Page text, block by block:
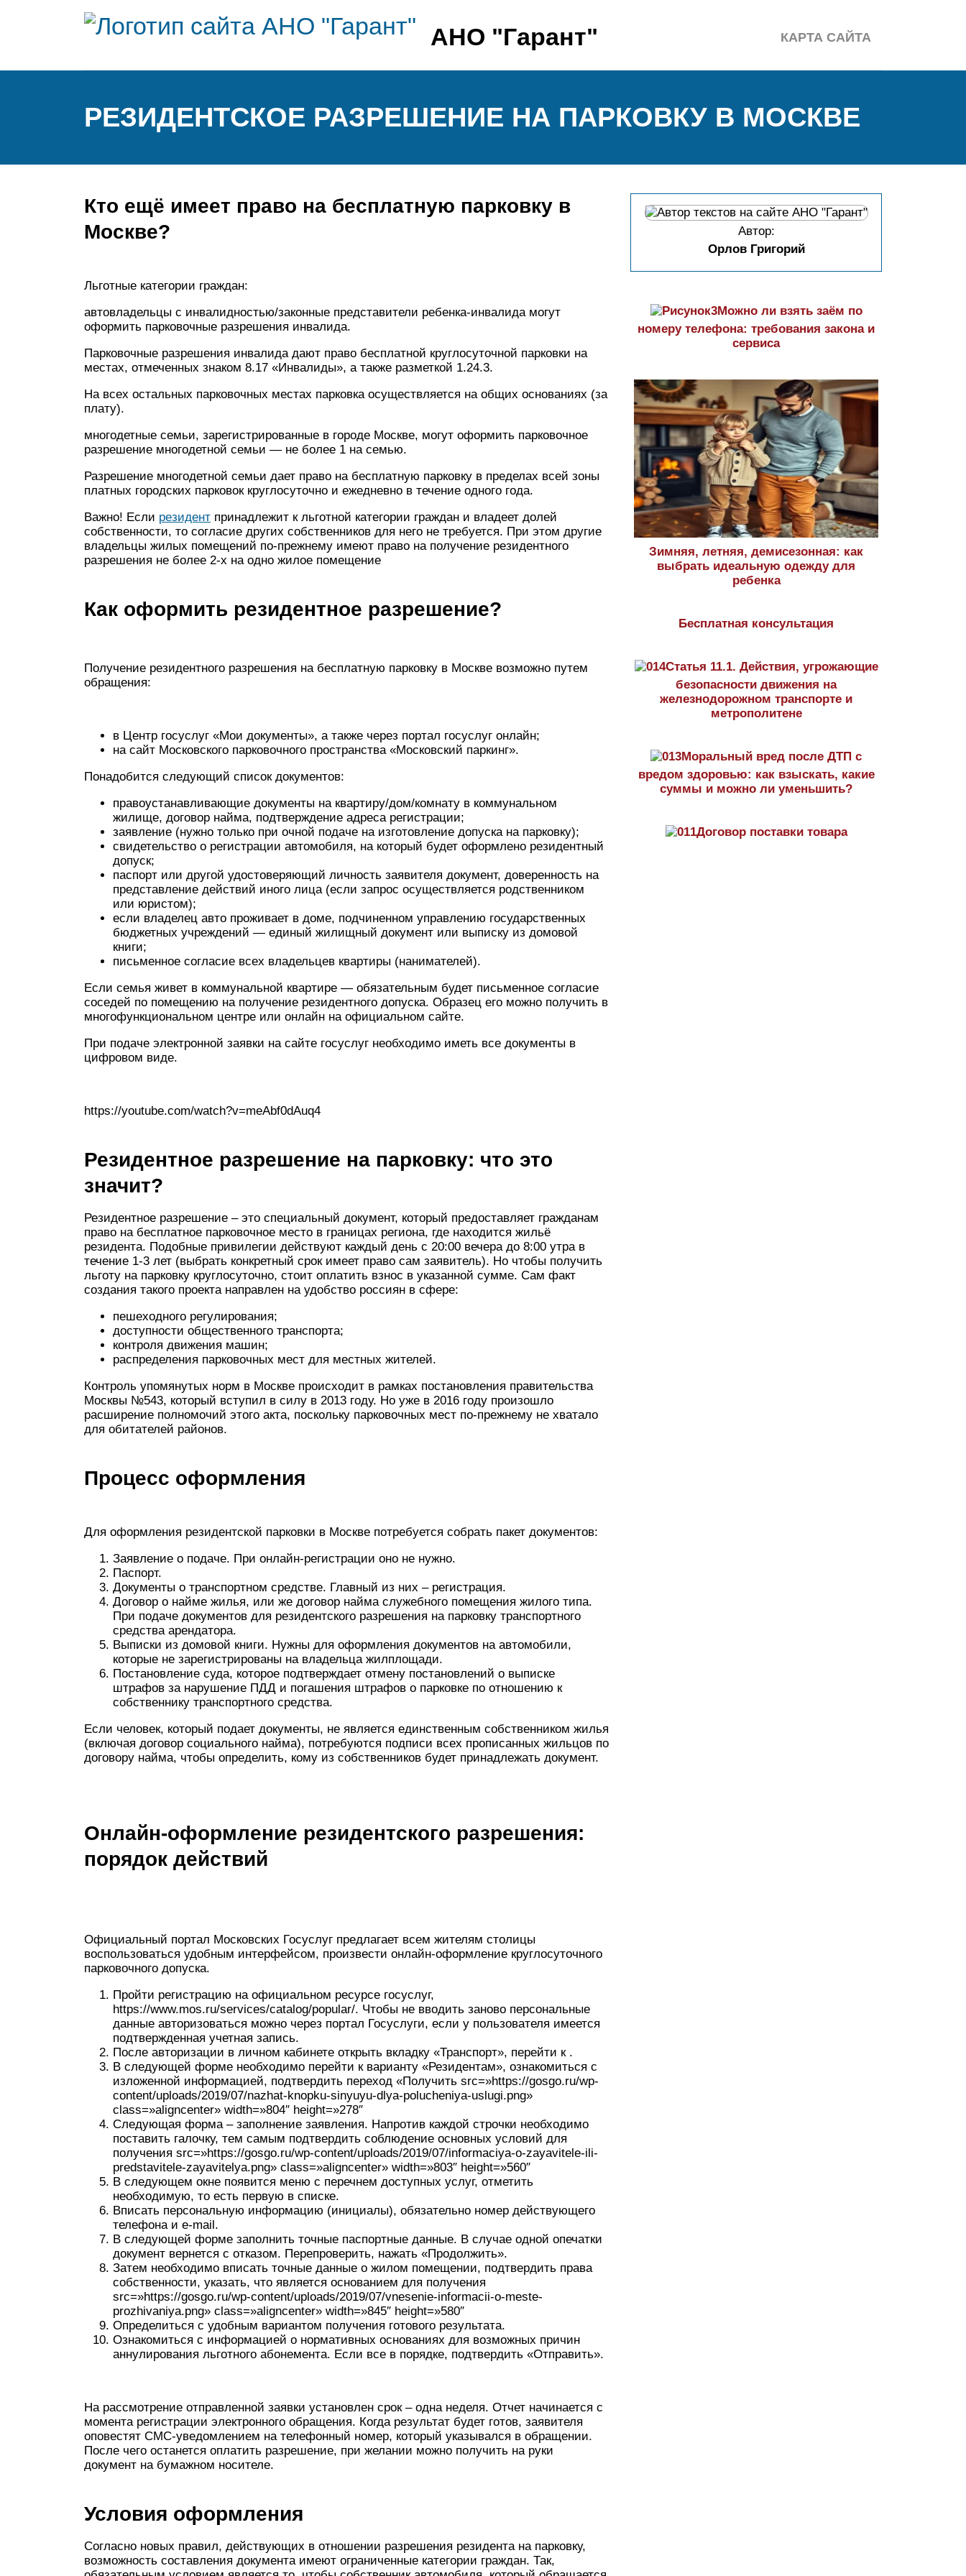
АНО "Гарант" КАРТА САЙТА
РЕЗИДЕНТСКОЕ РАЗРЕШЕНИЕ НА ПАРКОВКУ В МОСКВЕ
Кто ещё имеет право на бесплатную парковку в
Москве?
Льготные категории граждан:
автовладельцы с инвалидностью/законные представители ребенка-инвалида могут
оформить парковочные разрешения инвалида.
Парковочные разрешения инвалида дают право бесплатной круглосуточной парковки на
местах, отмеченных знаком 8.17 «Инвалиды», а также разметкой 1.24.3.
На всех остальных парковочных местах парковка осуществляется на общих основаниях (за
плату).
многодетные семьи, зарегистрированные в городе Москве, могут оформить парковочное
разрешение многодетной семьи — не более 1 на семью.
Разрешение многодетной семьи дает право на бесплатную парковку в пределах всей зоны
платных городских парковок круглосуточно и ежедневно в течение одного года.
Важно! Если резидент принадлежит к льготной категории граждан и владеет долей
собственности, то согласие других собственников для него не требуется. При этом другие
владельцы жилых помещений по-прежнему имеют право на получение резидентного
разрешения не более 2-х на одно жилое помещение
Как оформить резидентное разрешение?
Получение резидентного разрешения на бесплатную парковку в Москве возможно путем
обращения:
в Центр госуслуг «Мои документы», а также через портал госуслуг онлайн;
на сайт Московского парковочного пространства «Московский паркинг».
Понадобится следующий список документов:
правоустанавливающие документы на квартиру/дом/комнату в коммунальном
жилище, договор найма, подтверждение адреса регистрации;
заявление (нужно только при очной подаче на изготовление допуска на парковку);
свидетельство о регистрации автомобиля, на который будет оформлено резидентный
допуск;
паспорт или другой удостоверяющий личность заявителя документ, доверенность на
представление действий иного лица (если запрос осуществляется родственником
или юристом);
если владелец авто проживает в доме, подчиненном управлению государственных
бюджетных учреждений — единый жилищный документ или выписку из домовой
книги;
письменное согласие всех владельцев квартиры (нанимателей).
Если семья живет в коммунальной квартире — обязательным будет письменное согласие
соседей по помещению на получение резидентного допуска. Образец его можно получить в
многофункциональном центре или онлайн на официальном сайте.
При подаче электронной заявки на сайте госуслуг необходимо иметь все документы в
цифровом виде.
https://youtube.com/watch?v=meAbf0dAuq4
Резидентное разрешение на парковку: что это
значит?
Резидентное разрешение – это специальный документ, который предоставляет гражданам
право на бесплатное парковочное место в границах региона, где находится жильё
резидента. Подобные привилегии действуют каждый день с 20:00 вечера до 8:00 утра в
течение 1-3 лет (выбрать конкретный срок имеет право сам заявитель). Но чтобы получить
льготу на парковку круглосуточно, стоит оплатить взнос в указанной сумме. Сам факт
создания такого проекта направлен на удобство россиян в сфере:
пешеходного регулирования;
доступности общественного транспорта;
контроля движения машин;
распределения парковочных мест для местных жителей.
Контроль упомянутых норм в Москве происходит в рамках постановления правительства
Москвы №543, который вступил в силу в 2013 году. Но уже в 2016 году произошло
расширение полномочий этого акта, поскольку парковочных мест по-прежнему не хватало
для обитателей районов.
Процесс оформления
Для оформления резидентской парковки в Москве потребуется собрать пакет документов:
Заявление о подаче. При онлайн-регистрации оно не нужно.
Паспорт.
Документы о транспортном средстве. Главный из них – регистрация.
Договор о найме жилья, или же договор найма служебного помещения жилого типа.
При подаче документов для резидентского разрешения на парковку транспортного
средства арендатора.
Выписки из домовой книги. Нужны для оформления документов на автомобили,
которые не зарегистрированы на владельца жилплощади.
Постановление суда, которое подтверждает отмену постановлений о выписке
штрафов за нарушение ПДД и погашения штрафов о парковке по отношению к
собственнику транспортного средства.
Если человек, который подает документы, не является единственным собственником жилья
(включая договор социального найма), потребуются подписи всех прописанных жильцов по
договору найма, чтобы определить, кому из собственников будет принадлежать документ.
Онлайн-оформление резидентского разрешения:
порядок действий
Официальный портал Московских Госуслуг предлагает всем жителям столицы
воспользоваться удобным интерфейсом, произвести онлайн-оформление круглосуточного
парковочного допуска.
Пройти регистрацию на официальном ресурсе госуслуг,
https://www.mos.ru/services/catalog/popular/. Чтобы не вводить заново персональные
данные авторизоваться можно через портал Госуслуги, если у пользователя имеется
подтвержденная учетная запись.
После авторизации в личном кабинете открыть вкладку «Транспорт», перейти к .
В следующей форме необходимо перейти к варианту «Резидентам», ознакомиться с
изложенной информацией, подтвердить переход «Получить src=»https://gosgo.ru/wp-
content/uploads/2019/07/nazhat-knopku-sinyuyu-dlya-polucheniya-uslugi.png»
class=»aligncenter» width=»804″ height=»278″
Следующая форма – заполнение заявления. Напротив каждой строчки необходимо
поставить галочку, тем самым подтвердить соблюдение основных условий для
получения src=»https://gosgo.ru/wp-content/uploads/2019/07/informaciya-o-zayavitele-ili-
predstavitele-zayavitelya.png» class=»aligncenter» width=»803″ height=»560″
В следующем окне появится меню с перечнем доступных услуг, отметить
необходимую, то есть первую в списке.
Вписать персональную информацию (инициалы), обязательно номер действующего
телефона и e-mail.
В следующей форме заполнить точные паспортные данные. В случае одной опечатки
документ вернется с отказом. Перепроверить, нажать «Продолжить».
Затем необходимо вписать точные данные о жилом помещении, подтвердить права
собственности, указать, что является основанием для получения
src=»https://gosgo.ru/wp-content/uploads/2019/07/vnesenie-informacii-o-meste-
prozhivaniya.png» class=»aligncenter» width=»845″ height=»580″
Определиться с удобным вариантом получения готового результата.
Ознакомиться с информацией о нормативных основаниях для возможных причин
аннулирования льготного абонемента. Если все в порядке, подтвердить «Отправить».
На рассмотрение отправленной заявки установлен срок – одна неделя. Отчет начинается с
момента регистрации электронного обращения. Когда результат будет готов, заявителя
оповестят СМС-уведомлением на телефонный номер, который указывался в обращении.
После чего останется оплатить разрешение, при желании можно получить на руки
документ на бумажном носителе.
Условия оформления
Согласно новых правил, действующих в отношении разрешения резидента на парковку,
возможность составления документа имеют ограниченные категории граждан. Так,
Автор:
Орлов Григорий
Можно ли взять заём по
номеру телефона: требования закона и
сервиса
Зимняя, летняя, демисезонная: как
выбрать идеальную одежду для
ребенка
Бесплатная консультация
Статья 11.1. Действия, угрожающие
безопасности движения на
железнодорожном транспорте и
метрополитене
Моральный вред после ДТП с
вредом здоровью: как взыскать, какие
суммы и можно ли уменьшить?
Договор поставки товара